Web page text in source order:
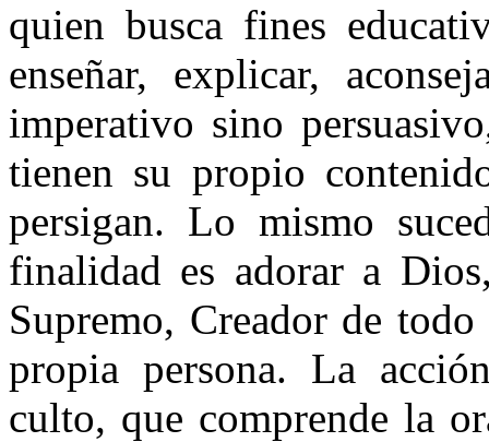
quien busca fines
enseñar, explicar,
imperativo sino
tienen su propio
persigan. Lo mismo
finalidad es adorar a
Supremo, Creador de
propia persona. La
culto, que comprende la